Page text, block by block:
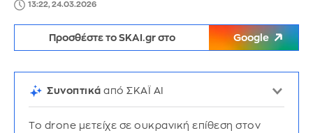
13:22, 24.03.2026
Προσθέστε το SKAI.gr στο Google
Συνοπτικά από ΣΚΑΪ AI
Το drone μετείχε σε ουκρανική επίθεση στον